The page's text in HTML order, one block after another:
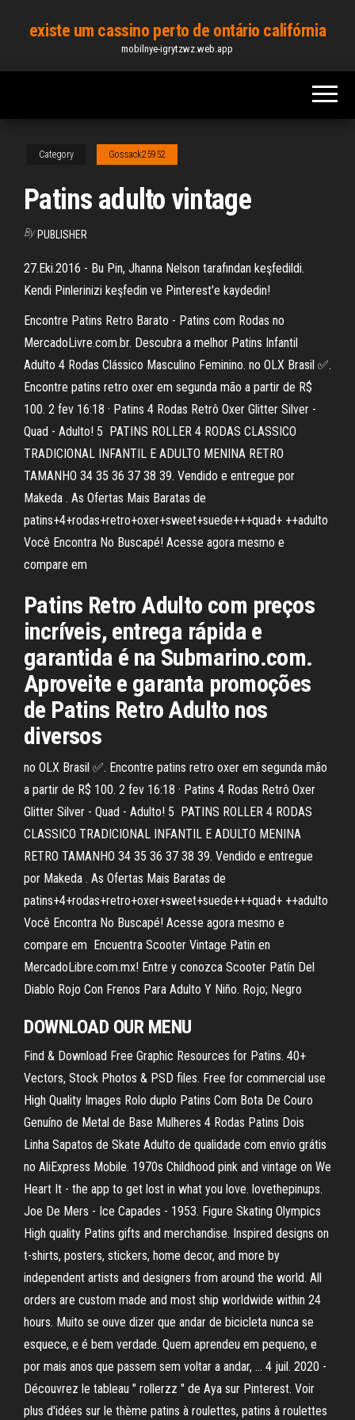
content
existe um cassino perto de ontário califórnia
mobilnye-igrytzwz.web.app
Category Gossack25952
Patins adulto vintage
By PUBLISHER
27.Eki.2016 - Bu Pin, Jhanna Nelson tarafından keşfedildi.
Kendi Pinlerinizi keşfedin ve Pinterest'e kaydedin!
Encontre Patins Retro Barato - Patins com Rodas no
MercadoLivre.com.br. Descubra a melhor Patins Infantil
Adulto 4 Rodas Clássico Masculino Feminino. no OLX Brasil ✅.
Encontre patins retro oxer em segunda mão a partir de R$
100. 2 fev 16:18 · Patins 4 Rodas Retrô Oxer Glitter Silver -
Quad - Adulto! 5 PATINS ROLLER 4 RODAS CLASSICO
TRADICIONAL INFANTIL E ADULTO MENINA RETRO
TAMANHO 34 35 36 37 38 39. Vendido e entregue por
Makeda . As Ofertas Mais Baratas de
patins+4+rodas+retro+oxer+sweet+suede+++quad+ ++adulto
Você Encontra No Buscapé! Acesse agora mesmo e
compare em
Patins Retro Adulto com preços
incríveis, entrega rápida e
garantida é na Submarino.com.
Aproveite e garanta promoções
de Patins Retro Adulto nos
diversos
no OLX Brasil ✅. Encontre patins retro oxer em segunda mão
a partir de R$ 100. 2 fev 16:18 · Patins 4 Rodas Retrô Oxer
Glitter Silver - Quad - Adulto! 5 PATINS ROLLER 4 RODAS
CLASSICO TRADICIONAL INFANTIL E ADULTO MENINA
RETRO TAMANHO 34 35 36 37 38 39. Vendido e entregue
por Makeda . As Ofertas Mais Baratas de
patins+4+rodas+retro+oxer+sweet+suede+++quad+ ++adulto
Você Encontra No Buscapé! Acesse agora mesmo e
compare em Encuentra Scooter Vintage Patin en
MercadoLibre.com.mx! Entre y conozca Scooter Patín Del
Diablo Rojo Con Frenos Para Adulto Y Niño. Rojo; Negro
DOWNLOAD OUR MENU
Find & Download Free Graphic Resources for Patins. 40+
Vectors, Stock Photos & PSD files. Free for commercial use
High Quality Images Rolo duplo Patins Com Bota De Couro
Genuíno de Metal de Base Mulheres 4 Rodas Patins Dois
Linha Sapatos de Skate Adulto de qualidade com envio grátis
no AliExpress Mobile. 1970s Childhood pink and vintage on We
Heart It - the app to get lost in what you love. lovethepinups.
Joe De Mers - Ice Capades - 1953. Figure Skating Olympics
High quality Patins gifts and merchandise. Inspired designs on
t-shirts, posters, stickers, home decor, and more by
independent artists and designers from around the world. All
orders are custom made and most ship worldwide within 24
hours. Muito se ouve dizer que andar de bicicleta nunca se
esquece, e é bem verdade. Quem aprendeu em pequeno, e
por mais anos que passem sem voltar a andar, … 4 juil. 2020 -
Découvrez le tableau " rollerzz " de Aya sur Pinterest. Voir
plus d'idées sur le thème patins à roulettes, patins à roulettes